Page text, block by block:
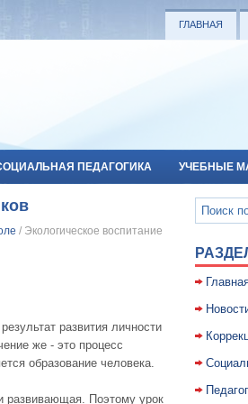
ГЛАВНАЯ
ПЕДАГОГИКА УЧЕБНЫЕ
/ Экологическое воспитание
развития личности
же - это процесс
образование человека.
развивающая. Поэтому урок